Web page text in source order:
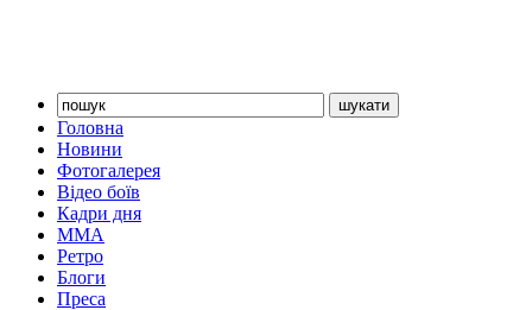
Головна
Новини
Фотогалерея
Відео боїв
Кадри дня
ММА
Ретро
Блоги
Преса